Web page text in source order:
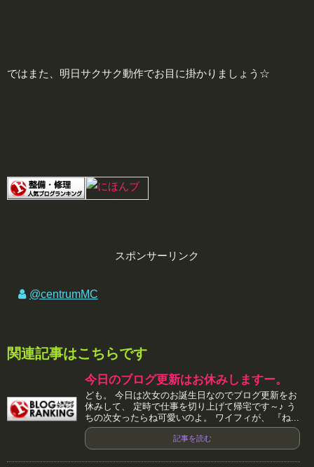
ではまた、明日サクサク動作でお目に掛かりましょう☆
スポンサーリンク
@centrumMC
関連記事はこちらです
今日のブログ更新はお休みしますー。
ども。 今日は次女のお誕生日なのでブログ更新をお
休みして、 定時で仕事を切り上げて帰宅です～♪ う
ちの次女ったらね可愛いのよ。 ワイフィが、 『ね...
記事を読む